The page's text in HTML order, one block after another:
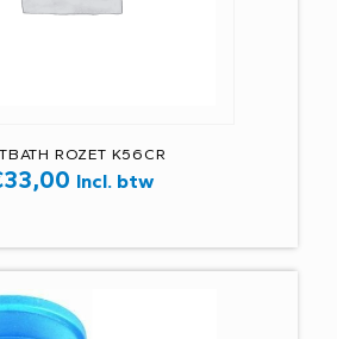
ROZET K56CR
33,00 Incl. btw